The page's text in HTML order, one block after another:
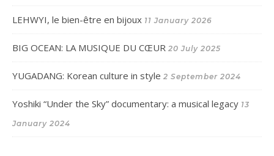
LEHWYI, le bien-être en bijoux 11 January 2026
BIG OCEAN: LA MUSIQUE DU CŒUR 20 July 2025
YUGADANG: Korean culture in style 2 September 2024
Yoshiki “Under the Sky” documentary: a musical legacy 13
January 2024